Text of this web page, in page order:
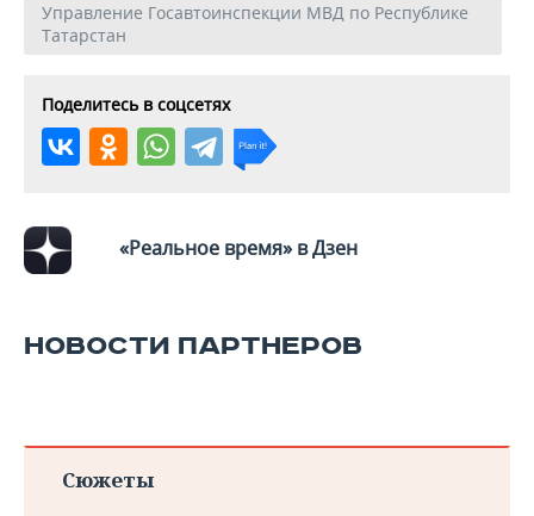
Управление Госавтоинспекции МВД по Республике
Татарстан
Поделитесь в соцсетях
«Реальное время» в Дзен
НОВОСТИ ПАРТНЕРОВ
Сюжеты